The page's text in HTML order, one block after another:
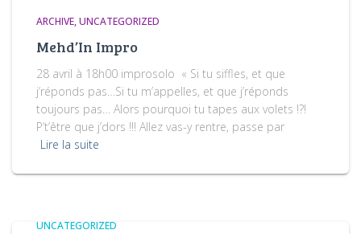
ARCHIVE UNCATEGORIZED
Mehd’In Impro
28 avril à 18h00 improsolo « Si tu siffles, et que
j’réponds pas…Si tu m’appelles, et que j’réponds
toujours pas… Alors pourquoi tu tapes aux volets !?!
P’t’être que j’dors !!! Allez vas-y rentre, passe par
Lire la suite
UNCATEGORIZED